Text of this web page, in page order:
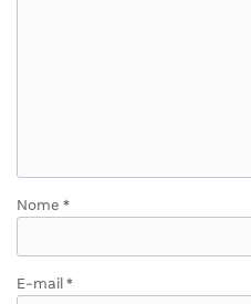
Nome *
E-mail *